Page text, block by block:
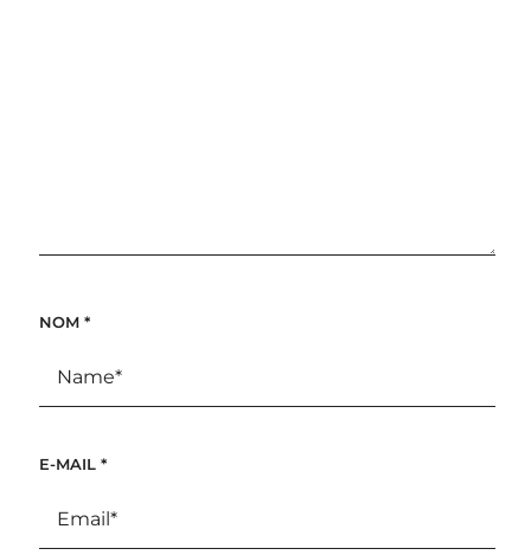
NOM *
E-MAIL *